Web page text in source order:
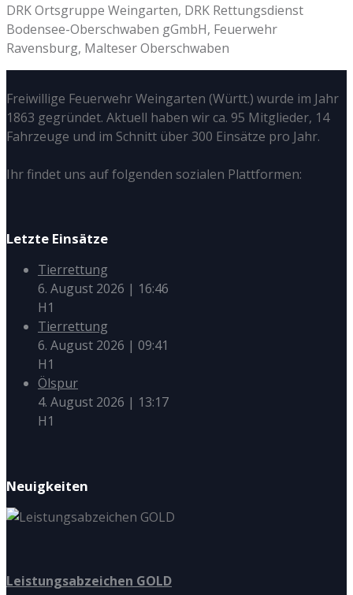
DRK Ortsgruppe Weingarten, DRK Rettungsdienst
Bodensee-Oberschwaben gGmbH, Feuerwehr
Ravensburg, Malteser Oberschwaben
Freiwillige Feuerwehr Weingarten (Württ.) wurde im Jahr
1863 gegründet. Aktuell haben wir ca. 95 Mitglieder, 14
Fahrzeuge und im Schnitt über 300 Einsätze pro Jahr.
Ihr findet uns auf folgenden sozialen Plattformen:
Letzte Einsätze
Tierrettung
6. August 2026 | 16:46
H1
Tierrettung
6. August 2026 | 09:41
H1
Ölspur
4. August 2026 | 13:17
H1
Neuigkeiten
Leistungsabzeichen GOLD